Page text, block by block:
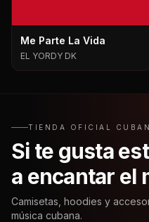
Me Parte La Vida
EL YORDY DK
TIENDA OFICIAL
Si te gusta
a encantar el
Camisetas, hoodies y
música cubana.